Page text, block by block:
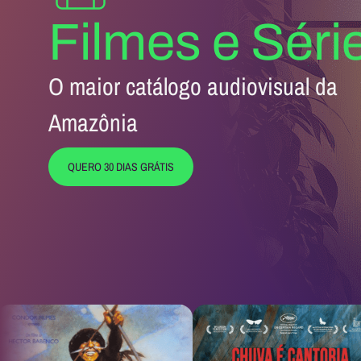
Filmes e
O maior catálogo audiovisual da
Amazônia
QUERO 30 DIAS GRÁTIS